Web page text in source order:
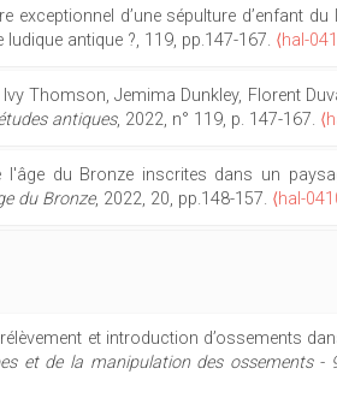
exceptionnel d’une sépulture d’enfant
antique ?, 119, pp.147-167. ⟨hal-
Thomson, Jemima Dunkley, Florent
antiques, 2022, n° 119, p. 147-167.
du Bronze inscrites dans un
du Bronze, 2022, 20, pp.148-157. ⟨hal-
et introduction d’ossements
et de la manipulation des ossements -